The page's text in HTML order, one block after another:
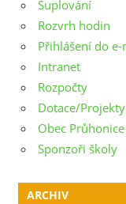
Suplování
Rozvrh hodin
Přihlášení do
Intranet
Rozpočty
Dotace/Projekty
Obec Průhonice
Sponzoři školy
ARCHIV